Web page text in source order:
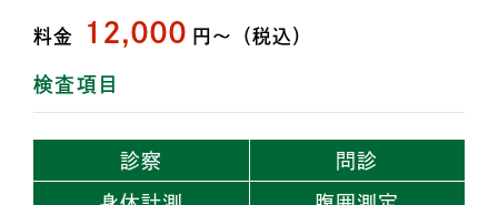
料金 12,000 円〜（税込）
検査項目
診察 問診